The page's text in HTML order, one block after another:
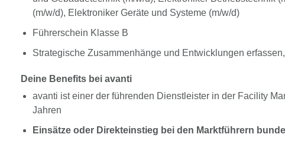
(m/w/d), Elektroniker Geräte und Systeme (m/w/d)
Führerschein Klasse B
Strategische Zusammenhänge und Entwicklungen
Deine Benefits bei avanti
avanti ist einer der führenden Dienstleister in der Facility
Jahren
Einsätze oder Direkteinstieg bei den Marktführern